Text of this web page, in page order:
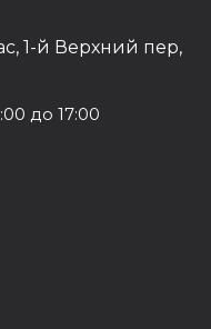
1-й Верхний пер,
до 17:00